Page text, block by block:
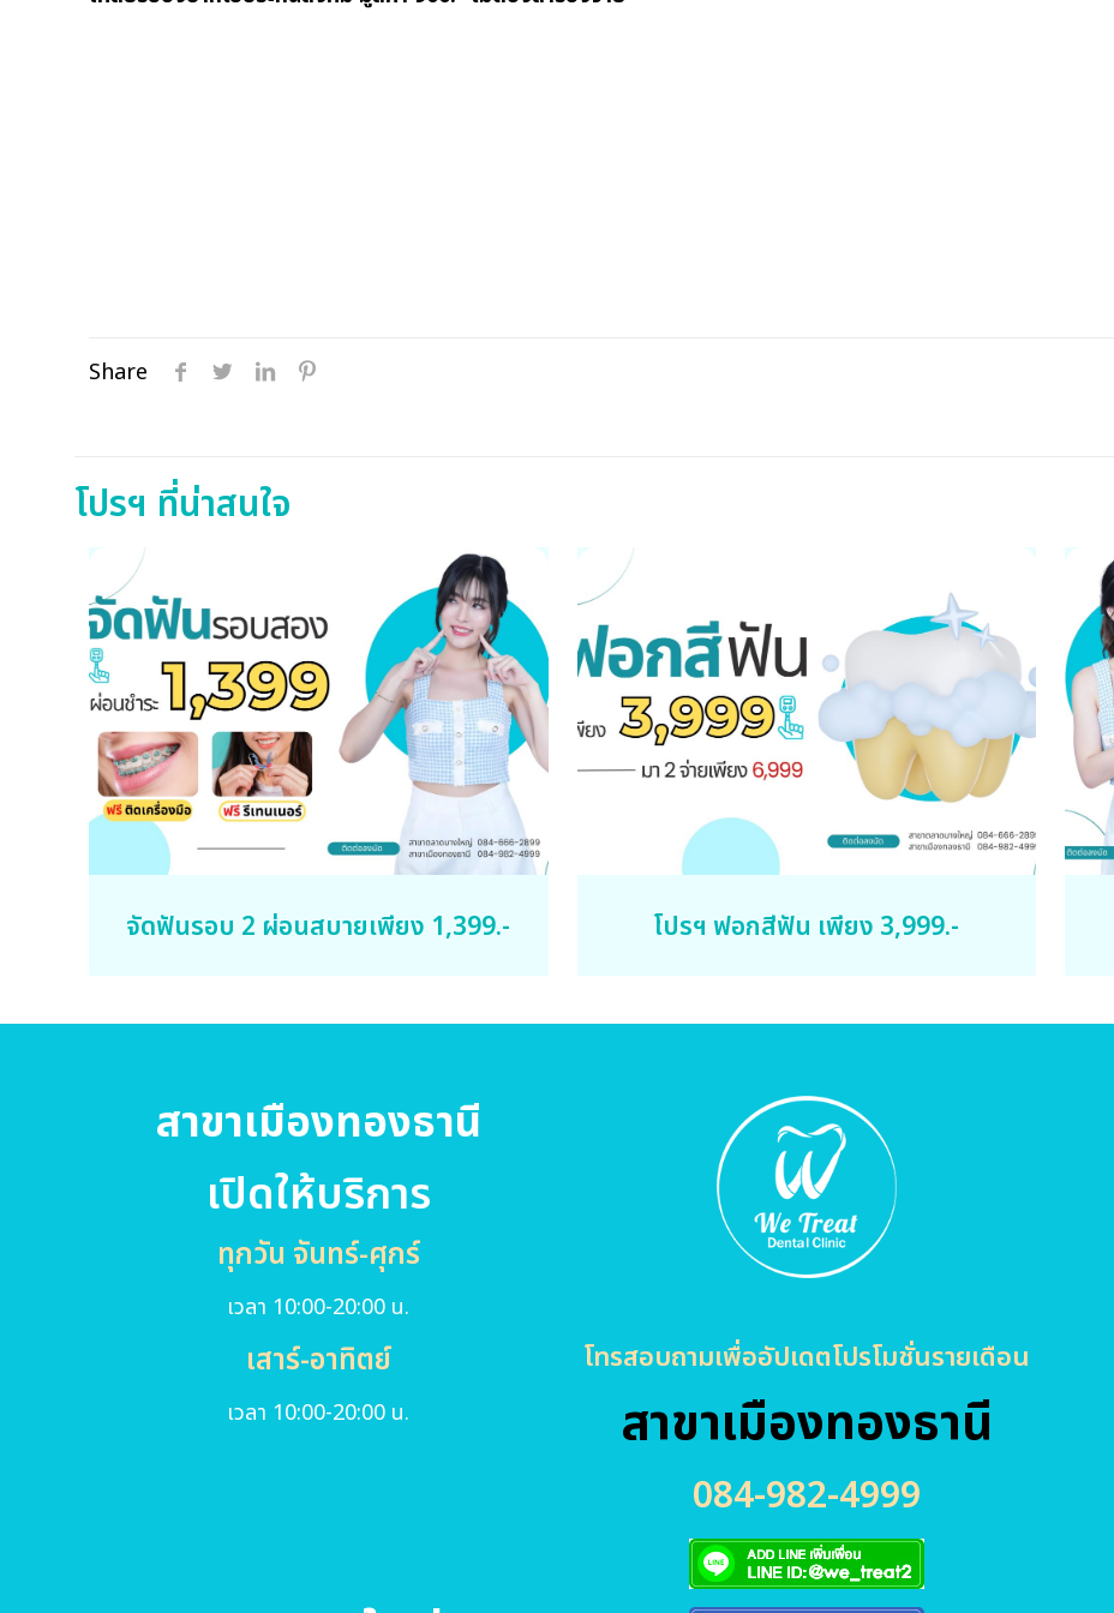
Share
โปรฯ ที่น่าสนใจ
จัดฟันรอบ 2 ผ่อนสบายเพียง 1,399.- โปรฯ ฟอกสีฟัน เพียง 3,999.-
สาขาเมืองทองธานี
เปิดให้บริการ
ทุกวัน จันทร์-ศุกร์
เวลา 10:00-20:00 น.
เสาร์-อาทิตย์
เวลา 10:00-20:00 น.
โทรสอบถามเพื่ออัปเดตโปรโมชั่นรายเดือน
สาขาเมืองทองธานี
084-982-4999